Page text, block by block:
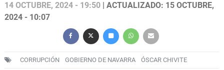
14 OCTUBRE, 2024 - 19:50 | ACTUALIZADO: 15 OCTUBRE,
2024 - 10:07
CORRUPCIÓN GOBIERNO DE NAVARRA ÓSCAR CHIVITE